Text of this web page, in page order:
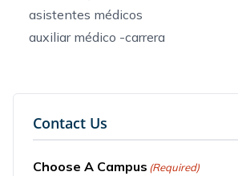
asistentes médicos
auxiliar médico -carrera
Contact Us
Choose A Campus (Required)